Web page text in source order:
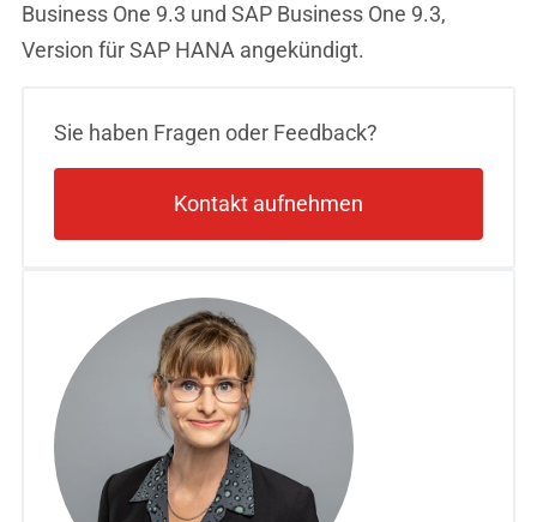
Business One 9.3 und SAP Business One 9.3,
Version für SAP HANA angekündigt.
Sie haben Fragen oder Feedback?
Kontakt aufnehmen